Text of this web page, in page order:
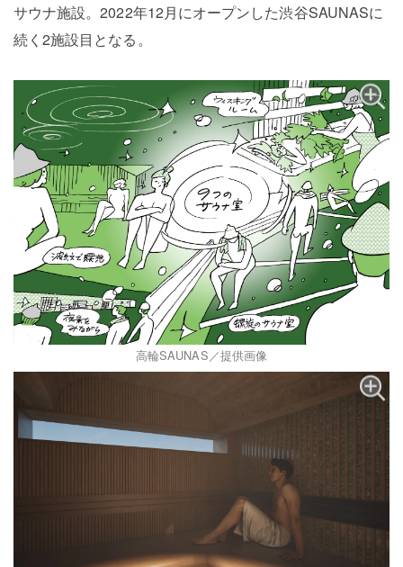
サウナ施設。2022年12月にオープンした渋谷SAUNASに
続く2施設目となる。
高輪SAUNAS／提供画像